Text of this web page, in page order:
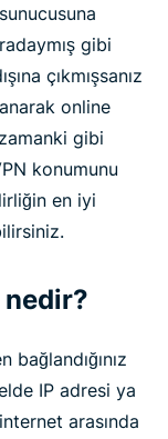
gibi
çıkmışsanız
online
gibi
konumunu
en iyi
bağlandığınız
IP adresi ya
arasında